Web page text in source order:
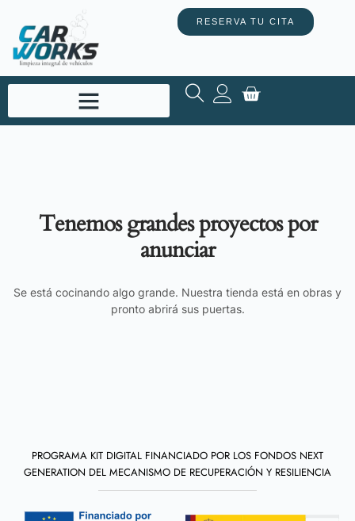
RESERVA TU CITA
Tenemos grandes proyectos por
anunciar
Se está cocinando algo grande. Nuestra tienda está en obras y
pronto abrirá sus puertas.
PROGRAMA KIT DIGITAL FINANCIADO POR LOS FONDOS NEXT
GENERATION DEL MECANISMO DE RECUPERACIÓN Y RESILIENCIA